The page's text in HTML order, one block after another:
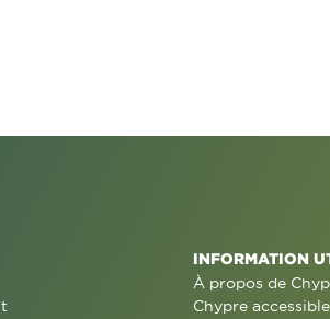
INFORMATION
À propos de
Chypre accessible